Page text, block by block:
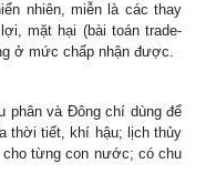
nhiên, miễn là các thay
mặt hại (bài toán trade-
ở mức chấp nhận được.
phân và Đông chí dùng để
thời tiết, khí hậu; lịch thủy
cho từng con nước; có chu